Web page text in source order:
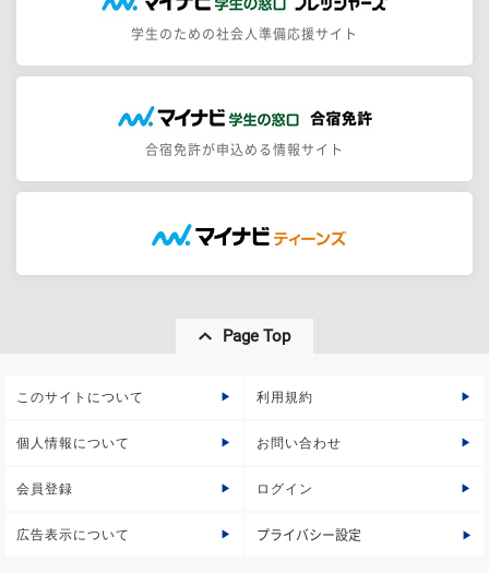
学生のための社会人準備応援サイト
合宿免許が申込める情報サイト
Page Top
このサイトについて 利用規約
個人情報について お問い合わせ
会員登録 ログイン
広告表示について プライバシー設定